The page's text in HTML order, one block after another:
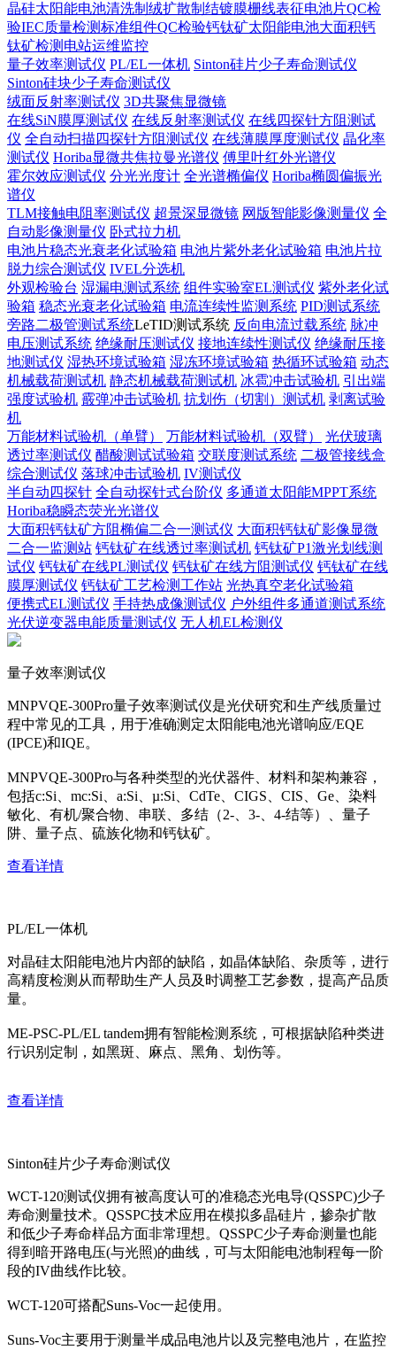
晶硅太阳能电池清洗制绒扩散制结镀膜栅线表征电池片QC检
验IEC质量检测标准组件QC检验钙钛矿太阳能电池大面积钙
钛矿检测 电站运维监控
量子效率测试仪 PL/EL一体机 Sinton硅片少子寿命测试仪
Sinton硅块少子寿命测试仪
绒面反射率测试仪 3D共聚焦显微镜
在线SiN膜厚测试仪 在线反射率测试仪 在线四探针方阻测试
仪 全自动扫描四探针方阻测试仪 在线薄膜厚度测试仪 晶化率
测试仪 Horiba显微共焦拉曼光谱仪 傅里叶红外光谱仪
霍尔效应测试仪 分光光度计 全光谱椭偏仪 Horiba椭圆偏振光
谱仪
TLM接触电阻率测试仪 超景深显微镜 网版智能影像测量仪 全
自动影像测量仪 卧式拉力机
电池片稳态光衰老化试验箱 电池片紫外老化试验箱 电池片拉
脱力综合测试仪 IVEL分选机
外观检验台 湿漏电测试系统 组件实验室EL测试仪 紫外老化试
验箱 稳态光衰老化试验箱 电流连续性监测系统 PID测试系统
旁路二极管测试系统LeTID测试系统 反向电流过载系统 脉冲
电压测试系统 绝缘耐压测试仪 接地连续性测试仪 绝缘耐压接
地测试仪 湿热环境试验箱 湿冻环境试验箱 热循环试验箱 动态
机械载荷测试机 静态机械载荷测试机 冰雹冲击试验机 引出端
强度试验机 霰弹冲击试验机 抗划伤（切割）测试机 剥离试验
机
万能材料试验机（单臂）
万能材料试验机（双臂）
光伏玻璃
透过率测试仪 醋酸测试试验箱 交联度测试系统 二极管接线盒
综合测试仪 落球冲击试验机 IV测试仪
半自动四探针 全自动探针式台阶仪 多通道太阳能MPPT系统
Horiba稳瞬态荧光光谱仪
大面积钙钛矿方阻椭偏二合一测试仪 大面积钙钛矿影像显微
二合一监测站 钙钛矿在线透过率测试机 钙钛矿P1激光划线测
试仪 钙钛矿在线PL测试仪 钙钛矿在线方阻测试仪 钙钛矿在线
膜厚测试仪 钙钛矿工艺检测工作站 光热真空老化试验箱
便携式EL测试仪 手持热成像测试仪 户外组件多通道测试系统
光伏逆变器电能质量测试仪 无人机EL检测仪
量子效率测试仪
MNPVQE-300Pro量子效率测试仪是光伏研究和生产线质量过
程中常见的工具，用于准确测定太阳能电池光谱响应/EQE
(IPCE)和IQE。
MNPVQE-300Pro与各种类型的光伏器件、材料和架构兼容，
包括c:Si、mc:Si、a:Si、µ:Si、CdTe、CIGS、CIS、Ge、染料
敏化、有机/聚合物、串联、多结（2-、3-、4-结等）、量子
阱、量子点、硫族化物和钙钛矿。
查看详情
PL/EL一体机
对晶硅太阳能电池片内部的缺陷，如晶体缺陷、杂质等，进行
高精度检测从而帮助生产人员及时调整工艺参数，提高产品质
量。
ME-PSC-PL/EL tandem拥有智能检测系统，可根据缺陷种类进
行识别定制，如黑斑、麻点、黑角、划伤等。
查看详情
Sinton硅片少子寿命测试仪
WCT-120测试仪拥有被高度认可的准稳态光电导(QSSPC)少子
寿命测量技术。QSSPC技术应用在模拟多晶硅片，掺杂扩散
和低少子寿命样品方面非常理想。QSSPC少子寿命测量也能
得到暗开路电压(与光照)的曲线，可与太阳能电池制程每一阶
段的IV曲线作比较。
WCT-120可搭配Suns-Voc一起使用。
Suns-Voc主要用于测量半成品电池片以及完整电池片，在监控